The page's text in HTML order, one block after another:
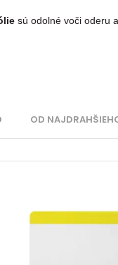
sú odolné voči oderu
OD